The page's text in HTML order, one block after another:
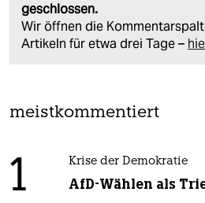
geschlossen.
Wir öffnen die
Artikeln für etwa drei Tage –
meistkommentiert
1 Krise der Demokratie
AfD-Wählen als